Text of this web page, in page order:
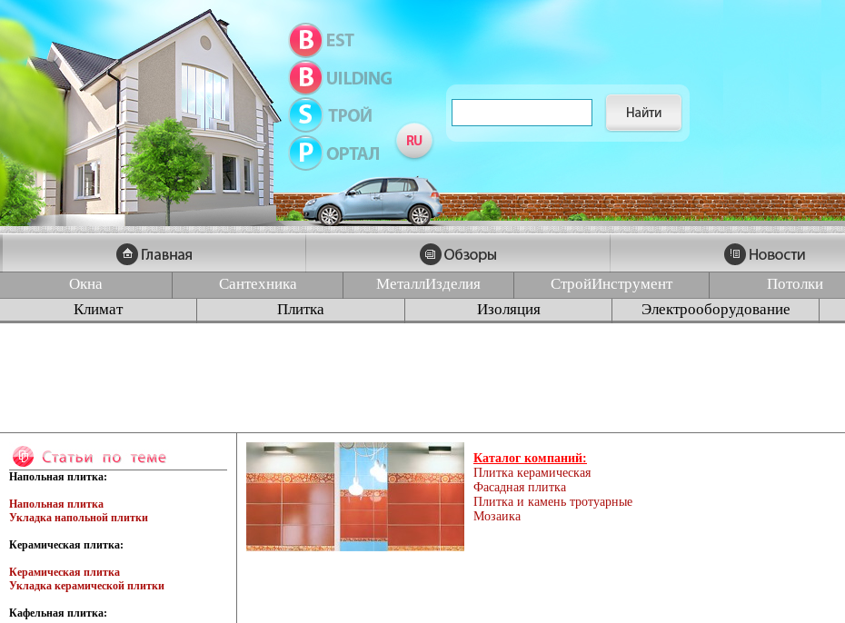
Окна Сантехника МеталлИзделия СтройИнструмент Потолки
Климат
Плитка Изоляция Электрооборудование
Напольная плитка:
Напольная плитка
Укладка напольной плитки
Керамическая плитка:
Керамическая плитка
Укладка керамической плитки
Кафельная плитка:
Каталог компаний:
Плитка керамическая
Фасадная плитка
Плитка и камень тротуарные
Мозаика